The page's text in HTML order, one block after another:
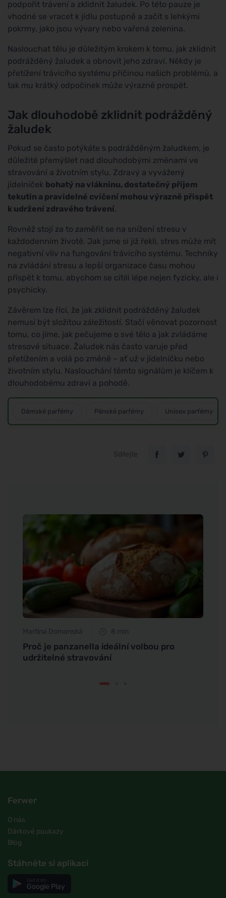
podpořit trávení a zklidnit žaludek. Po této pauze je
vhodné se vracet k jídlu postupně a začít s lehkými
pokrmy, jako jsou vývary nebo vařená zelenina.
Naslouchat tělu je důležitým krokem k tomu, jak zklidnit
podrážděný žaludek a obnovit jeho zdraví. Někdy je
přetížení trávicího systému příčinou našich problémů, a
tak mu krátký odpočinek může výrazně prospět.
Jak dlouhodobě zklidnit podrážděný
žaludek
Pokud se často potýkáte s podrážděným žaludkem, je
důležité přemýšlet nad dlouhodobými změnami ve
stravování a životním stylu. Zdravý a vyvážený
jídelníček bohatý na vlákninu, dostatečný příjem
tekutin a pravidelné cvičení mohou výrazně přispět
k udržení zdravého trávení.
Rovněž stojí za to zaměřit se na snížení stresu v
každodenním životě. Jak jsme si již řekli, stres může mít
negativní vliv na fungování trávicího systému. Techniky
na zvládání stresu a lepší organizace času mohou
přispět k tomu, abychom se cítili lépe nejen fyzicky, ale i
psychicky.
Závěrem lze říci, že jak zklidnit podrážděný žaludek
nemusí být složitou záležitostí. Stačí věnovat pozornost
tomu, co jíme, jak pečujeme o své tělo a jak zvládáme
stresové situace. Žaludek nás často varuje před
přetížením a volá po změně – ať už v jídelníčku nebo
životním stylu. Naslouchání těmto signálům je klíčem k
dlouhodobému zdraví a pohodě.
Dámské parfémy Pánské parfémy Unisex parfémy
Sdílejte
Martina Domanská 8 min
Proč je panzanella ideální volbou pro
udržitelné stravování
Ferwer
O nás
Dárkové poukazy
Blog
Stáhněte si aplikaci
Google Play